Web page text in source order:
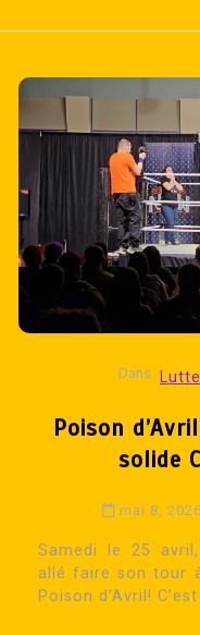
Dans
Poison
solide
mai 8, 2026
Samedi le 25
allé faire son tour
Poison d’Avril!